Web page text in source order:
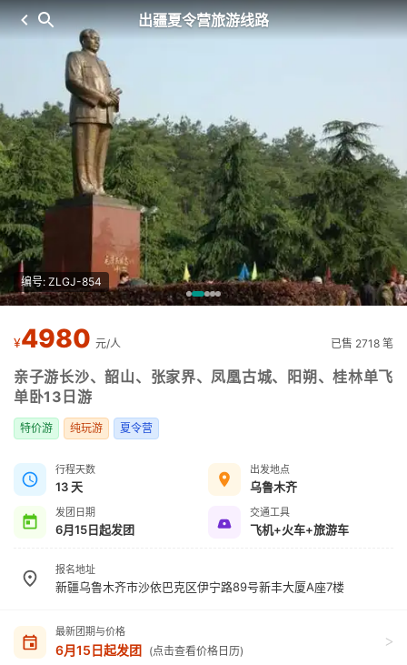
出疆夏令营旅游线路
编号: ZLGJ-854
¥4980 元/人 已售 2718 笔
亲子游长沙、韶山、张家界、凤凰古城、阳朔、桂林单飞
单卧13日游
特价游 纯玩游 夏令营
行程天数
13 天
出发地点
乌鲁木齐
发团日期
6月15日起发团
交通工具
飞机+火车+旅游车
报名地址
新疆乌鲁木齐市沙依巴克区伊宁路89号新丰大厦A座7楼
最新团期与价格
6月15日起发团 (点击查看价格日历)
>